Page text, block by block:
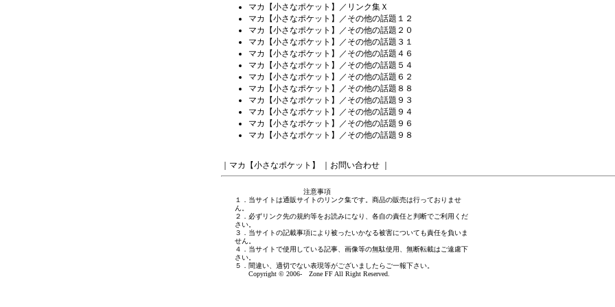
マカ【小さなポケット】／リンク集Ｘ
マカ【小さなポケット】／その他の話題１２
マカ【小さなポケット】／その他の話題２０
マカ【小さなポケット】／その他の話題３１
マカ【小さなポケット】／その他の話題４６
マカ【小さなポケット】／その他の話題５４
マカ【小さなポケット】／その他の話題６２
マカ【小さなポケット】／その他の話題８８
マカ【小さなポケット】／その他の話題９３
マカ【小さなポケット】／その他の話題９４
マカ【小さなポケット】／その他の話題９６
マカ【小さなポケット】／その他の話題９８
マカ【小さなポケット】 お問い合わせ
注意事項
１．当サイトは通販サイトのリンク集です。商品の販売は行っておりませ
ん。
２．必ずリンク先の規約等をお読みになり、各自の責任と判断でご利用くだ
さい。
３．当サイトの記載事項により被ったいかなる被害についても責任を負いま
せん。
４．当サイトで使用している記事、画像等の無駄使用、無断転載はご遠慮下
さい。
５．間違い、適切でない表現等がございましたら ご一報下さい
Copyright © 2006- Zone FF All Right Reserved.